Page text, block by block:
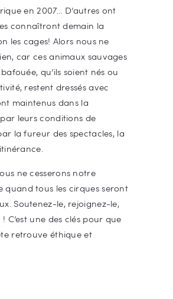
en 2007… D’autres ont
connaîtront demain la
les cages! Alors nous ne
car ces animaux sauvages
qu’ils soient nés ou
restent dressés avec
maintenus dans la
leurs conditions de
la fureur des spectacles, la
ne cesserons notre
quand tous les cirques seront
Soutenez-le, rejoignez-le,
C’est une des clés pour que
retrouve éthique et